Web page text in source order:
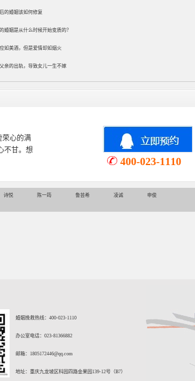
的婚姻该如何修复
婚姻是从什么时候开始变质的？
如美酒，但是爱情却如烟火
亲的出轨，导致女儿一生不嫁
荣心的满
不甘。想
400-023-1110
诗悦 陈一筠 鲁芸希 凌诚 申俊
婚姻挽救热线：400-023-1110
办公室电话：023-81366882
邮箱： 1805172446@qq.com
地址：重庆九龙坡区科园四路金果园139-12号（B7）